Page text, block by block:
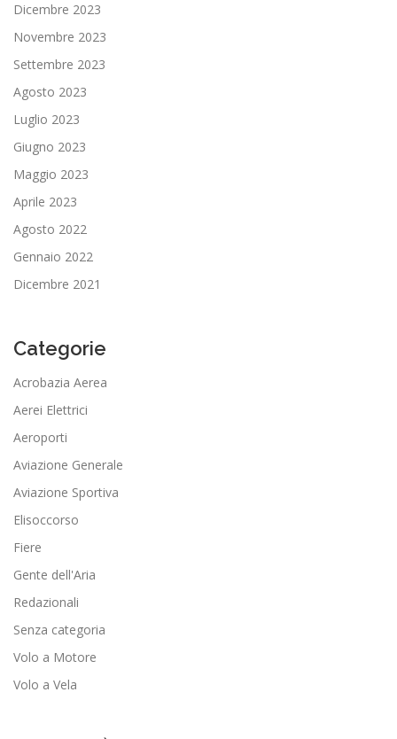
Dicembre 2023
Novembre 2023
Settembre 2023
Agosto 2023
Luglio 2023
Giugno 2023
Maggio 2023
Aprile 2023
Agosto 2022
Gennaio 2022
Dicembre 2021
Categorie
Acrobazia Aerea
Aerei Elettrici
Aeroporti
Aviazione Generale
Aviazione Sportiva
Elisoccorso
Fiere
Gente dell'Aria
Redazionali
Senza categoria
Volo a Motore
Volo a Vela